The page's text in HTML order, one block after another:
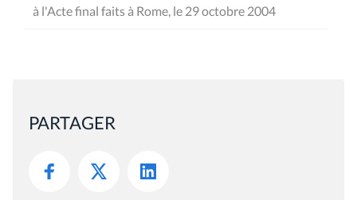
à l'Acte final faits à Rome, le 29 octobre 2004
PARTAGER